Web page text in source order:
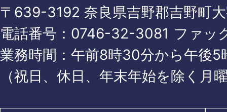
〒639-3192 奈良県吉野郡吉野町
電話番号： 0746-32-3081 ファッ
業務時間：午前8時30分から午後5
（祝日、休日、年末年始を除く月